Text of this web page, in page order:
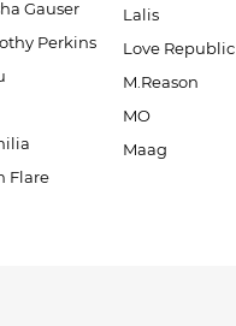
Gauser
Perkins
Flare
Lalis
Love Republic
M.Reason
MO
Maag